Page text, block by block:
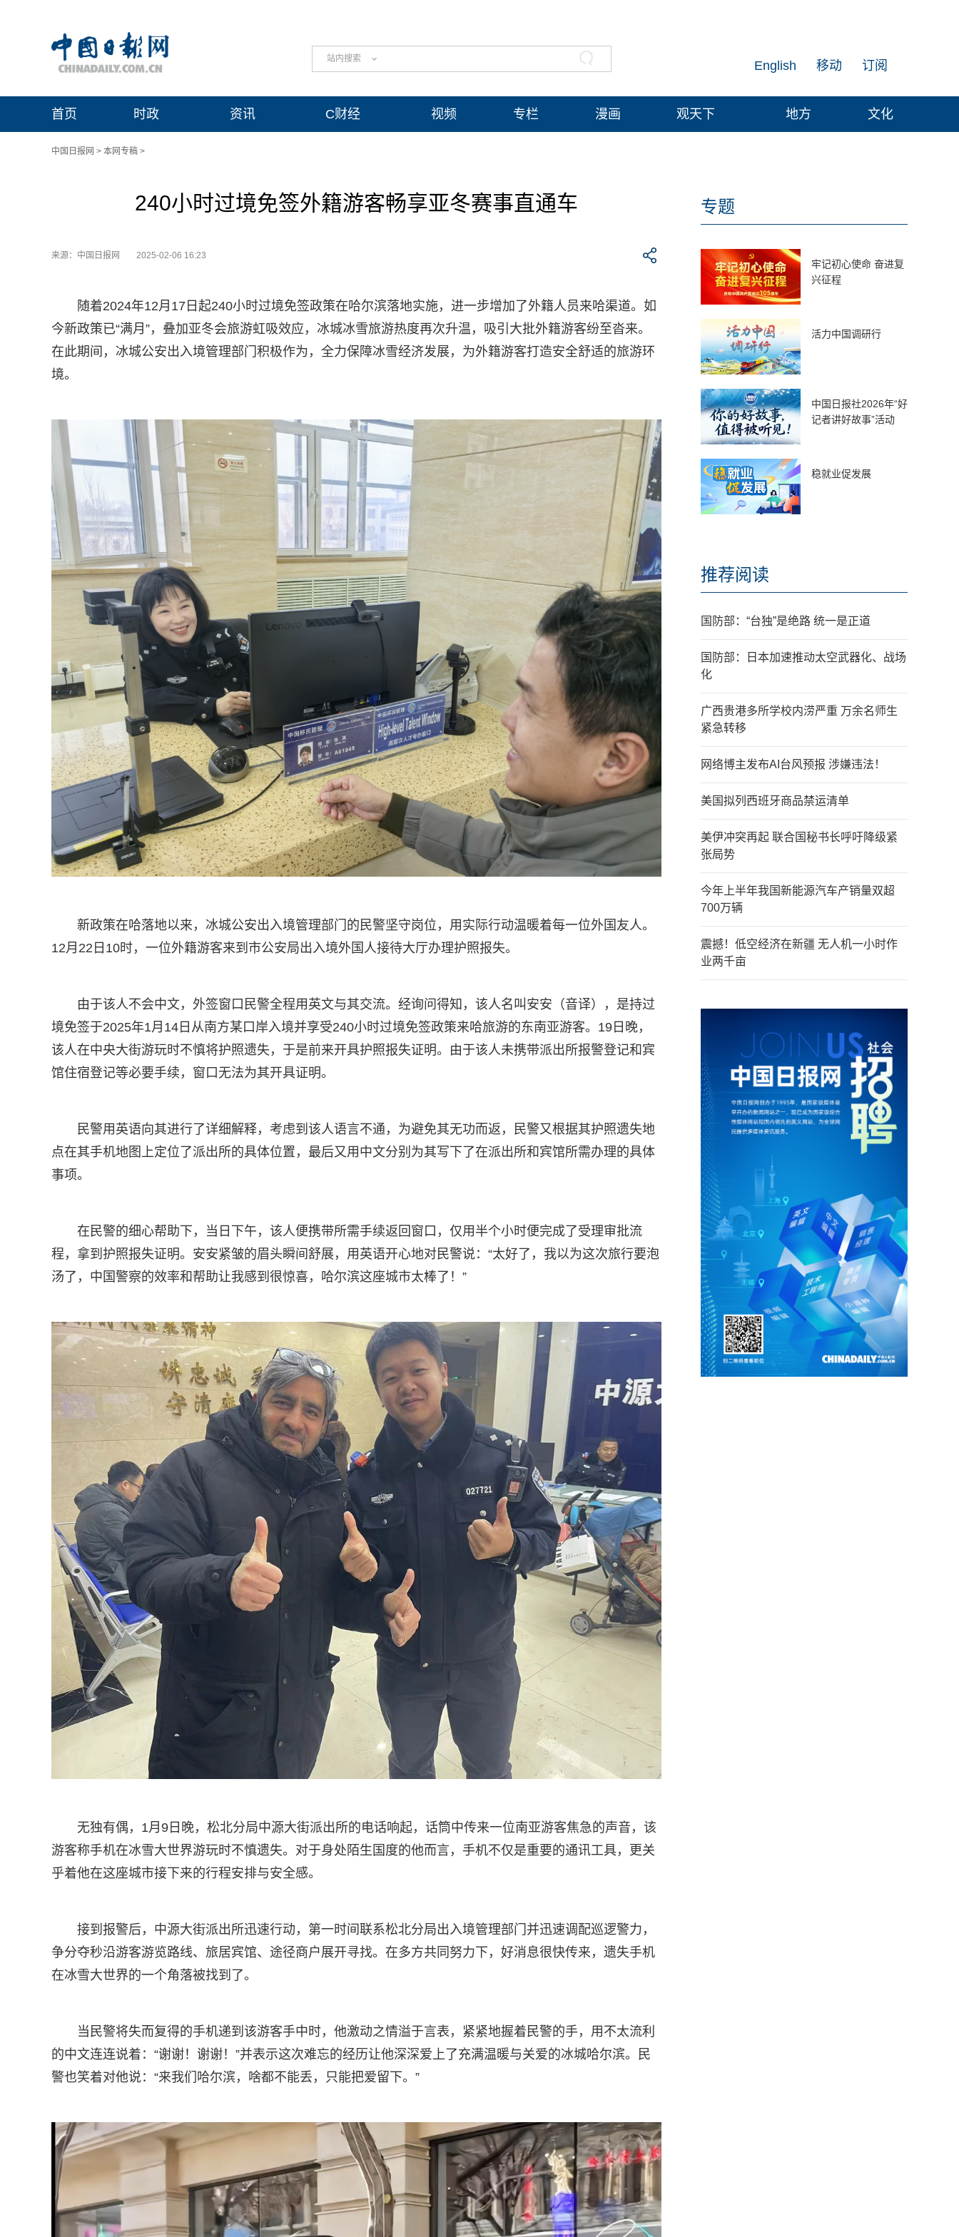
站内搜索 订阅
移动
English
首页 时政 资讯 C财经 视频 专栏 漫画 观天下 地方 文化
中国日报网 > 本网专稿 >
240小时过境免签外籍游客畅享亚冬赛事直通车
来源：中国日报网 2025-02-06 16:23
随着2024年12月17日起240小时过境免签政策在哈尔滨落地实施，进一步增加了外籍人员来哈渠道。如
今新政策已“满月”，叠加亚冬会旅游虹吸效应，冰城冰雪旅游热度再次升温，吸引大批外籍游客纷至沓来。
在此期间，冰城公安出入境管理部门积极作为，全力保障冰雪经济发展，为外籍游客打造安全舒适的旅游环
境。
新政策在哈落地以来，冰城公安出入境管理部门的民警坚守岗位，用实际行动温暖着每一位外国友人。
12月22日10时，一位外籍游客来到市公安局出入境外国人接待大厅办理护照报失。
由于该人不会中文，外签窗口民警全程用英文与其交流。经询问得知，该人名叫安安（音译），是持过
境免签于2025年1月14日从南方某口岸入境并享受240小时过境免签政策来哈旅游的东南亚游客。19日晚，
该人在中央大街游玩时不慎将护照遗失，于是前来开具护照报失证明。由于该人未携带派出所报警登记和宾
馆住宿登记等必要手续，窗口无法为其开具证明。
民警用英语向其进行了详细解释，考虑到该人语言不通，为避免其无功而返，民警又根据其护照遗失地
点在其手机地图上定位了派出所的具体位置，最后又用中文分别为其写下了在派出所和宾馆所需办理的具体
事项。
在民警的细心帮助下，当日下午，该人便携带所需手续返回窗口，仅用半个小时便完成了受理审批流
程，拿到护照报失证明。安安紧皱的眉头瞬间舒展，用英语开心地对民警说：“太好了，我以为这次旅行要泡
汤了，中国警察的效率和帮助让我感到很惊喜，哈尔滨这座城市太棒了！”
无独有偶，1月9日晚，松北分局中源大街派出所的电话响起，话筒中传来一位南亚游客焦急的声音，该
游客称手机在冰雪大世界游玩时不慎遗失。对于身处陌生国度的他而言，手机不仅是重要的通讯工具，更关
乎着他在这座城市接下来的行程安排与安全感。
接到报警后，中源大街派出所迅速行动，第一时间联系松北分局出入境管理部门并迅速调配巡逻警力，
争分夺秒沿游客游览路线、旅居宾馆、途径商户展开寻找。在多方共同努力下，好消息很快传来，遗失手机
在冰雪大世界的一个角落被找到了。
当民警将失而复得的手机递到该游客手中时，他激动之情溢于言表，紧紧地握着民警的手，用不太流利
的中文连连说着：“谢谢！谢谢！”并表示这次难忘的经历让他深深爱上了充满温暖与关爱的冰城哈尔滨。民
警也笑着对他说：“来我们哈尔滨，啥都不能丢，只能把爱留下。”
专题
牢记初心使命 奋进复
兴征程
活力中国调研行
中国日报社2026年“好
记者讲好故事”活动
稳就业促发展
推荐阅读
国防部：“台独”是绝路 统一是正道
国防部：日本加速推动太空武器化、战场
化
广西贵港多所学校内涝严重 万余名师生
紧急转移
网络博主发布AI台风预报 涉嫌违法！
美国拟列西班牙商品禁运清单
美伊冲突再起 联合国秘书长呼吁降级紧
张局势
今年上半年我国新能源汽车产销量双超
700万辆
震撼！低空经济在新疆 无人机一小时作
业两千亩